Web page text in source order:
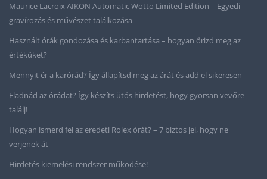
Maurice Lacroix AIKON Automatic Wotto Limited Edition – Egyedi
gravírozás és művészet találkozása
Használt órák gondozása és karbantartása – hogyan őrizd meg az
értéküket?
Mennyit ér a karórád? Így állapítsd meg az árát és add el sikeresen
Eladnád az órádat? Így készíts ütős hirdetést, hogy gyorsan vevőre
találj!
Hogyan ismerd fel az eredeti Rolex órát? – 7 biztos jel, hogy ne
verjenek át
Hirdetés kiemelési rendszer működése!